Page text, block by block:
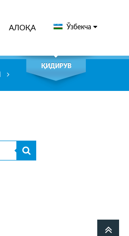
АЛОҚА Ўзбекча
ҚИДИРУВ